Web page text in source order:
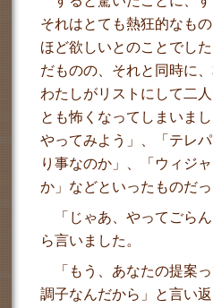
それはとても熱狂的なも
ほど欲しいとのことでし
だものの、それと同時に
わたしがリストにして二
とも怖くなってしまいま
やってみよう」、「テレ
り事なのか」、「ウィジ
か」などといったものだっ
「じゃあ、やってごら
ら言いました。
「もう、あなたの提案
調子なんだから」と言い